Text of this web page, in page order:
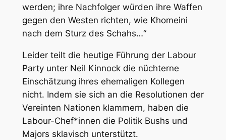
werden; ihre Nachfolger würden ihre Waffen
gegen den Westen richten, wie Khomeini
nach dem Sturz des Schahs…“
Leider teilt die heutige Führung der Labour
Party unter Neil Kinnock die nüchterne
Einschätzung ihres ehemaligen Kollegen
nicht. Indem sie sich an die Resolutionen der
Vereinten Nationen klammern, haben die
Labour-Chef*innen die Politik Bushs und
Majors sklavisch unterstützt.